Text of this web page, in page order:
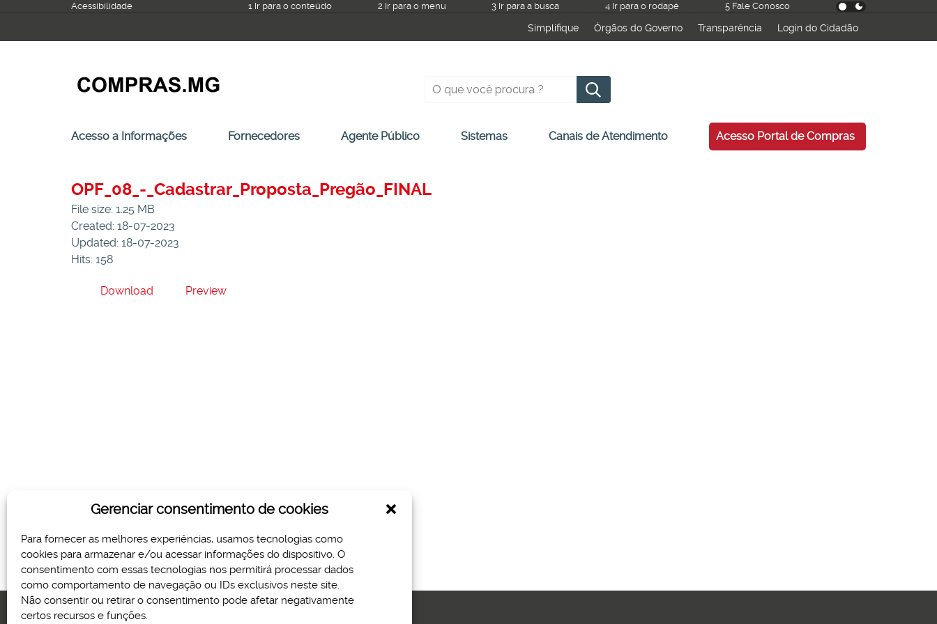
Gerenciar consentimento de cookies
Para fornecer as melhores experiências, usamos tecnologias como
cookies para armazenar e/ou acessar informações do dispositivo. O
consentimento com essas tecnologias nos permitirá processar dados
como comportamento de navegação ou IDs exclusivos neste site.
Não consentir ou retirar o consentimento pode afetar negativamente
certos recursos e funções.
o
Acessibilidade 1 Ir para o conteúdo 2 Ir para o menu 3 Ir para a busca 4 Ir para o rodapé 5 Fale Conosco
Simplifique Órgãos do Governo Transparência Login do Cidadão
Pesquisar
Acesso a Informações Fornecedores Agente Público Sistemas Canais de Atendimento Acesso Portal de Compras
OPF_08_-_Cadastrar_Proposta_Pregão_FINAL
File size: 1.25 MB
Created: 18-07-2023
Updated: 18-07-2023
Hits: 158
Download Preview